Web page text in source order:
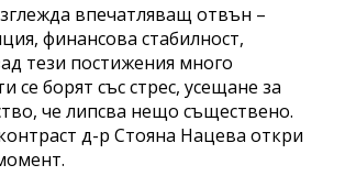
впечатляващ отвън –
финансова стабилност,
тези постижения много
се борят със стрес, усещане за
че липсва нещо съществено.
д-р Стояна Нацева откри